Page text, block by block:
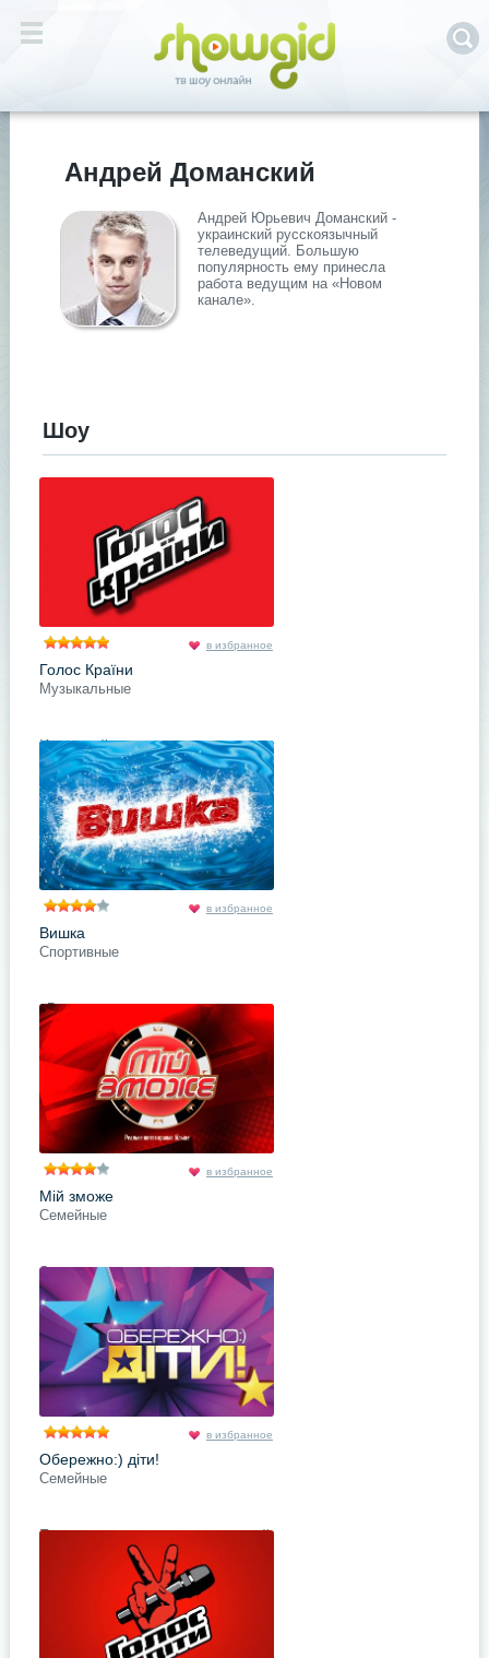
Андрей Доманский
Андрей Юрьевич Доманский -
украинский русскоязычный
телеведущий. Большую
популярность ему принесла
работа ведущим на «Новом
канале».
Шоу
в избранное
Голос Країни
Музыкальные
Известнейшее публике шоу
талантов, на которое стремятся
попасть тысячи людей с разными
вокальными данными. Но из них
«голосом страны» станет только
подробнее
Поделись с друзьями
в избранное
Вишка
Спортивные
«Вышка» - это название нового
спорт-проекта 1+1. Проек создан
по существующему шоу, которое
известно в США, Виликобритании
и вообще по всему миру,
подробнее
Поделись с друзьями
в избранное
Мій зможе
Семейные
Это программа – лёгкая
адаптация, аналог ток-шоу с
одного немецкого телеканала -
«My man can». За материальный
приз ведут отчаянную борьбу 4
молодых
подробнее
Поделись с друзьями
в избранное
Обережно:) діти!
Семейные
Почти у каждого из знаменитостей
есть дети. В этой программе
секреты своих знаменитых
родителей будут раскрыты их
детьми. Звёздные малыши